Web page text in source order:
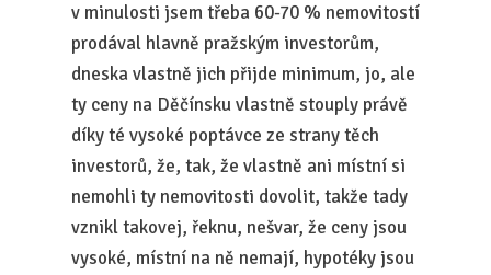
v minulosti jsem třeba 60-70 % nemovitostí
prodával hlavně pražským investorům,
dneska vlastně jich přijde minimum, jo, ale
ty ceny na Děčínsku vlastně stouply právě
díky té vysoké poptávce ze strany těch
investorů, že, tak, že vlastně ani místní si
nemohli ty nemovitosti dovolit, takže tady
vznikl takovej, řeknu, nešvar, že ceny jsou
vysoké, místní na ně nemají, hypotéky jsou